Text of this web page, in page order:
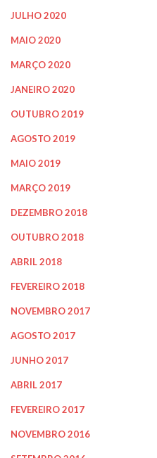
JULHO 2020
MAIO 2020
MARÇO 2020
JANEIRO 2020
OUTUBRO 2019
AGOSTO 2019
MAIO 2019
MARÇO 2019
DEZEMBRO 2018
OUTUBRO 2018
ABRIL 2018
FEVEREIRO 2018
NOVEMBRO 2017
AGOSTO 2017
JUNHO 2017
ABRIL 2017
FEVEREIRO 2017
NOVEMBRO 2016